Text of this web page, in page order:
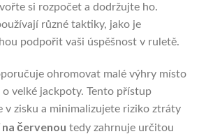
si rozpočet a dodržujte ho.
různé taktiky, jako je
podpořit vaši úspěšnost v ruletě.
ohromovat malé výhry místo
velké jackpoty. Tento přístup
v zisku a minimalizujete riziko ztráty
červenou tedy zahrnuje určitou